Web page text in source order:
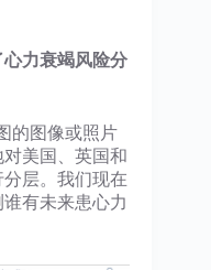
力衰竭风险分
的图像或照片
美国、英国和
层。我们现在
有未来患心力